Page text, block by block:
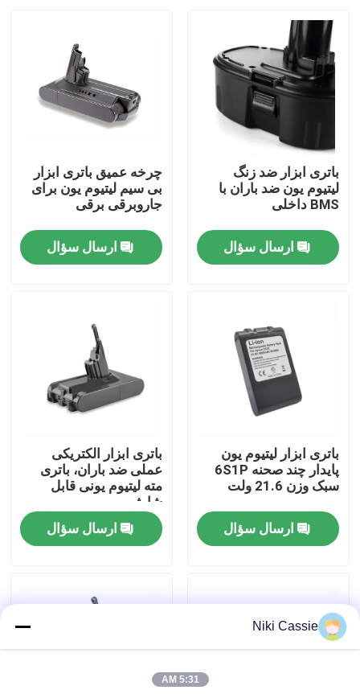
صفحه اصلی
فیلم های
درباره ما
کنترل کیفیت
با ما تماس بگیرید
درخواست نقل قول
نیروگاه خورشیدی قابل حمل
باتری ابزار ضد زنگ
لیتیوم یون ضد باران با
BMS داخلی
ارسال سؤال
چرخه عمیق باتری ابزار
بی سیم لیتیوم یون برای
جاروبرقی برقی
ارسال سؤال
باتری ابزار لیتیوم یون
پایدار چند صحنه 6S1P
سبک وزن 21.6 ولت
ارسال سؤال
باتری ابزار الکتریکی
عملی ضد باران، باتری
مته لیتیوم یونی قابل
شارژ
ارسال سؤال
Niki Cassie
5:31 AM